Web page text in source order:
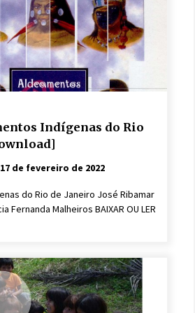
Indígenas do Rio
de fevereiro de 2022
do Rio de Janeiro José Ribamar
Fernanda Malheiros BAIXAR OU LER